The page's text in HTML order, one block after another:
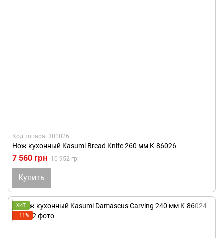
Код товара: 301026
Нож кухонный Kasumi Bread Knife 260 мм K-86026
7 560 грн 10 952 грн
Купить
ХИТ
−11%